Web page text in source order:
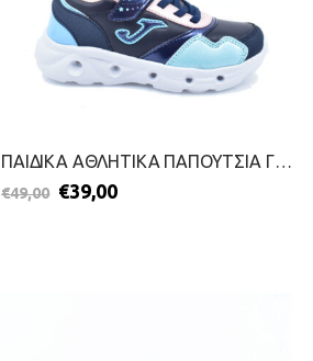
ΠΑΙΔΙΚΑ ΑΘΛΗΤΙΚΑ ΠΑΠΟΥΤΣΙΑ ΓΙΑ ΚΟΡΙΤΣΙΑ-JOMA-2211-0105-ΜΠΛΕ
€49,00 €39,00